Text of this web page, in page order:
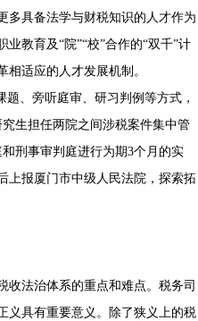
多具备法学与财税知识的人才作为
教育及“院”“校”合作的“双千”计
适应的人才发展机制。
、旁听庭审、研习判例等方式，
生担任两院之间涉税案件集中管
刑事审判庭进行为期3个月的实
上报厦门市中级人民法院，探索拓
法治体系的重点和难点。税务司
义具有重要意义。除了狭义上的税